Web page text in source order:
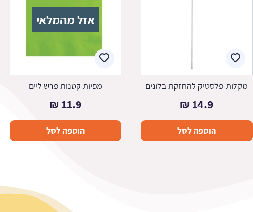
מקלות פלסטיק להחזקת בלונים
14.9
₪
הוספה לסל
אזל מהמלאי
מפיות קטנות פרש ליים
11.9
₪
הוספה לסל